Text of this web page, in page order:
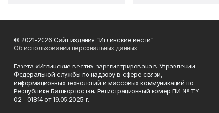
© 2021-2026 Сайт издания "Иглинские вести"
Об использовании персональных данных
Газета «Иглинские вести» зарегистрирована в Управлении
Федеральной службы по надзору в сфере связи,
информационных технологий и массовых коммуникаций по
Республике Башкортостан. Регистрационный номер ПИ № ТУ
02 - 01814 от 19.05.2025 г.